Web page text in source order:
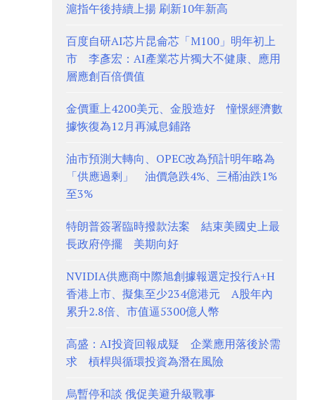
滬指午後持續上揚 刷新10年新高
百度自研AI芯片昆侖芯「M100」明年初上
市 李彥宏：AI產業芯片獨大不健康、應用
層應創百倍價值
金價重上4200美元、金股造好 憧憬經濟數
據恢復為12月再減息鋪路
油市預測大轉向、OPEC改為預計明年略為
「供應過剩」 油價急跌4%、三桶油跌1%
至3%
特朗普簽署臨時撥款法案 結束美國史上最
長政府停擺 美期向好
NVIDIA供應商中際旭創據報選定投行A+H
香港上市、擬集至少234億港元 A股年內
累升2.8倍、市值逼5300億人幣
高盛：AI投資回報成疑 企業應用落後於需
求 槓桿與循環投資為潛在風險
烏暫停和談 俄促美避升級戰事